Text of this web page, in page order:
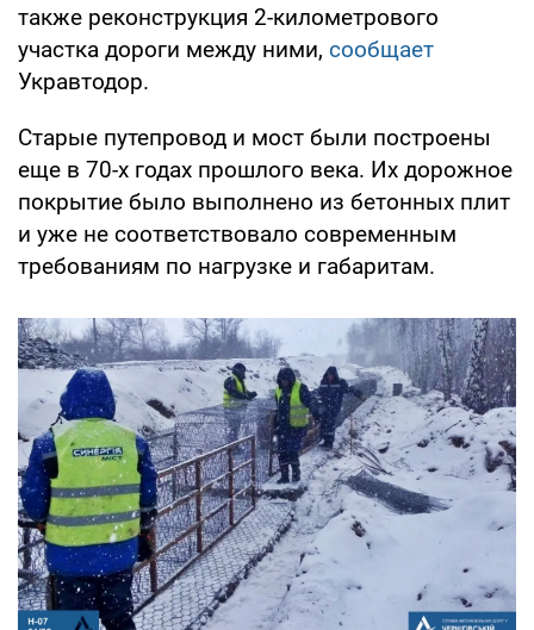
также реконструкция 2-километрового
участка дороги между ними, сообщает
Укравтодор.
Старые путепровод и мост были построены
еще в 70-х годах прошлого века. Их дорожное
покрытие было выполнено из бетонных плит
и уже не соответствовало современным
требованиям по нагрузке и габаритам.